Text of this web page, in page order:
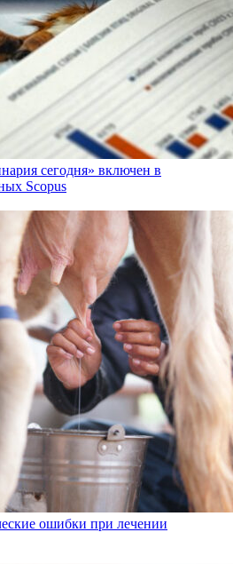
сегодня» включен в
Scopus
ошибки при лечении